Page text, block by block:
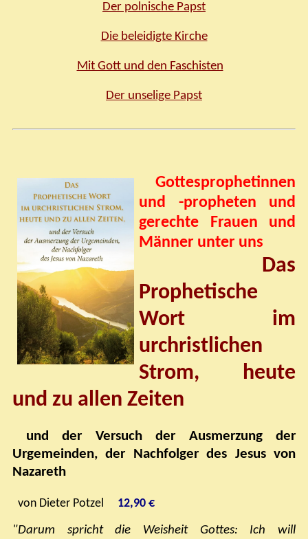
Der polnische Papst
Die beleidigte Kirche
Mit Gott und den Faschisten
Der unselige Papst
Gottesprophetinnen
und -propheten und
gerechte Frauen und
Männer unter uns
Das
Prophetische
Wort im
urchristlichen
Strom, heute
und zu allen Zeiten
und der Versuch der Ausmerzung der
Urgemeinden, der Nachfolger des Jesus von
Nazareth
von Dieter Potzel 12,90 €
"Darum spricht die Weisheit Gottes: Ich will